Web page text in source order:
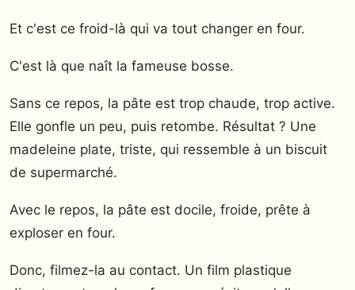
Et c'est ce froid-là qui va tout changer en four.
C'est là que naît la fameuse bosse.
Sans ce repos, la pâte est trop chaude, trop active.
Elle gonfle un peu, puis retombe. Résultat ? Une
madeleine plate, triste, qui ressemble à un biscuit
de supermarché.
Avec le repos, la pâte est docile, froide, prête à
exploser en four.
Donc, filmez-la au contact. Un film plastique